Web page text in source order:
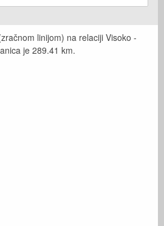
linijom) na relaciji Visoko -
je 289.41 km.